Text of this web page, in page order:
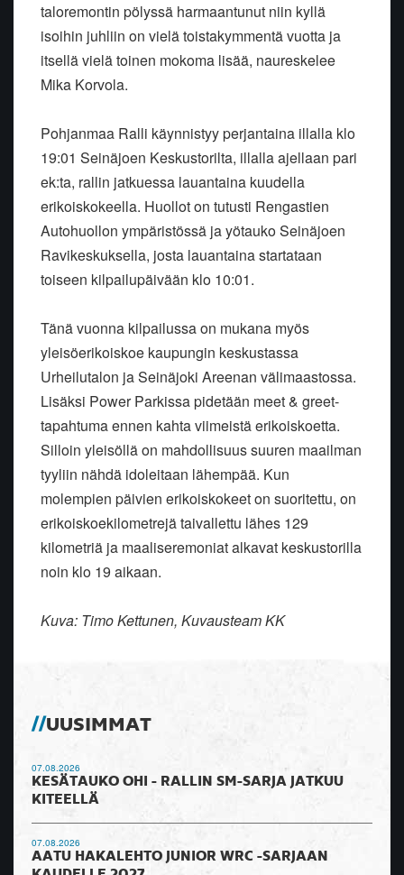
taloremontin pölyssä harmaantunut niin kyllä
isoihin juhliin on vielä toistakymmentä vuotta ja
itsellä vielä toinen mokoma lisää, naureskelee
Mika Korvola.
Pohjanmaa Ralli käynnistyy perjantaina illalla klo
19:01 Seinäjoen Keskustorilta, illalla ajellaan pari
ek:ta, rallin jatkuessa lauantaina kuudella
erikoiskokeella. Huollot on tutusti Rengastien
Autohuollon ympäristössä ja yötauko Seinäjoen
Ravikeskuksella, josta lauantaina startataan
toiseen kilpailupäivään klo 10:01.
Tänä vuonna kilpailussa on mukana myös
yleisöerikoiskoe kaupungin keskustassa
Urheilutalon ja Seinäjoki Areenan välimaastossa.
Lisäksi Power Parkissa pidetään meet & greet-
tapahtuma ennen kahta viimeistä erikoiskoetta.
Silloin yleisöllä on mahdollisuus suuren maailman
tyyliin nähdä idoleitaan lähempää. Kun
molempien päivien erikoiskokeet on suoritettu, on
erikoiskoekilometrejä taivallettu lähes 129
kilometriä ja maaliseremoniat alkavat keskustorilla
noin klo 19 aikaan.
Kuva: Timo Kettunen, Kuvausteam KK
UUSIMMAT
07.08.2026
KESÄTAUKO OHI - RALLIN SM-SARJA JATKUU
KITEELLÄ
07.08.2026
AATU HAKALEHTO JUNIOR WRC -SARJAAN